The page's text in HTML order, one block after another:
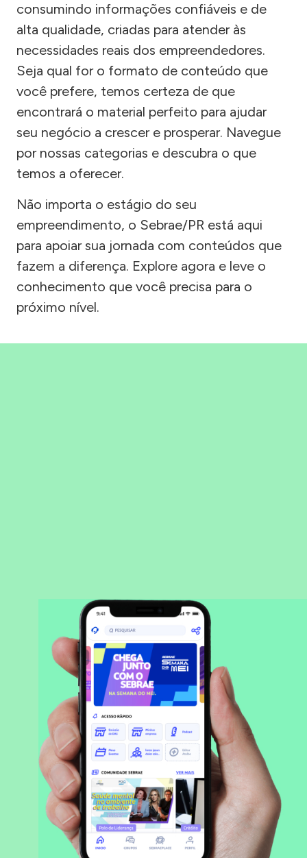
consumindo informações confiáveis e de
alta qualidade, criadas para atender às
necessidades reais dos empreendedores.
Seja qual for o formato de conteúdo que
você prefere, temos certeza de que
encontrará o material perfeito para ajudar
seu negócio a crescer e prosperar. Navegue
por nossas categorias e descubra o que
temos a oferecer.
Não importa o estágio do seu
empreendimento, o Sebrae/PR está aqui
para apoiar sua jornada com conteúdos que
fazem a diferença. Explore agora e leve o
conhecimento que você precisa para o
próximo nível.